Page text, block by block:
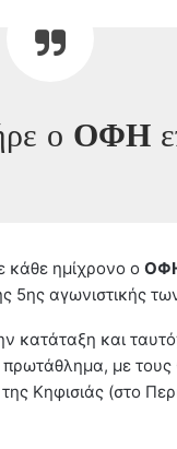
ο ΟΦΗ
κάθε ημίχρονο ο
5ης αγωνιστικής
κατάταξη και
πρωτάθλημα, με
Κηφισιάς (στο